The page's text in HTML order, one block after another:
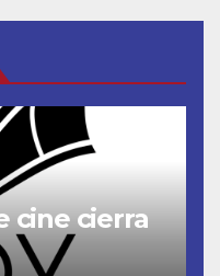
cine cierra